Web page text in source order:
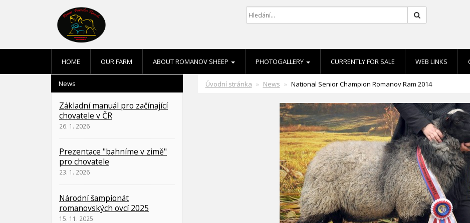
HOME OUR FARM ABOUT ROMANOV SHEEP PHOTOGALLERY CURRENTLY FOR SALE WEB LINKS
Úvodní stránka News National Senior Champion Romanov Ram 2014
News
Základní manuál pro začínající
chovatele v ČR
26. 1. 2026
Prezentace "bahníme v zimě"
pro chovatele
23. 1. 2026
Národní šampionát
romanovských ovcí 2025
15. 11. 2025